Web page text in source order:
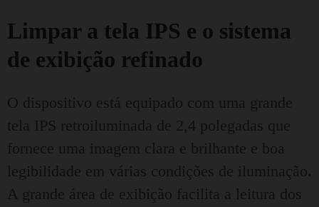
Limpar a tela IPS e o sistema
de exibição refinado
O dispositivo está equipado com uma grande
tela IPS retroiluminada de 2,4 polegadas que
fornece uma imagem clara e brilhante e boa
legibilidade em várias condições de iluminação.
A grande área de exibição facilita a leitura dos